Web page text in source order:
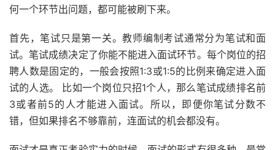
何一个环节出问题，都可能被刷下来。
首先，笔试只是第一关。教师编制考试通常分为笔试和面
试。笔试成绩决定了你能不能进入面试环节。每个岗位的招
聘人数是固定的，一般会按照1:3或1:5的比例来确定进入面
试的人选。 比如一个岗位只招1个人，那么笔试成绩排名前
3或者前5的人才能进入面试。所以，即便你笔试分数不
错，但如果排名不够靠前，连面试的机会都没有。